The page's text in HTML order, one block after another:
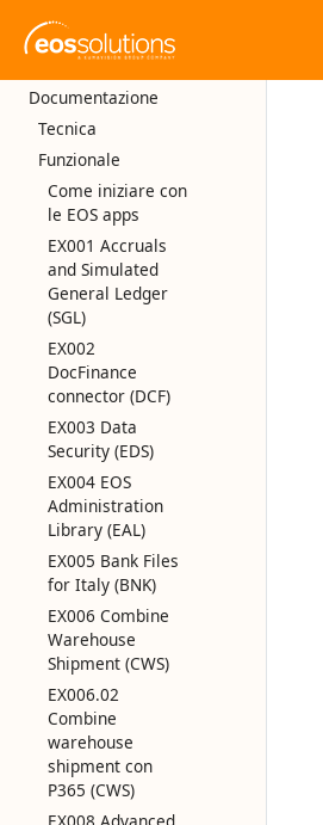
Documentazione
Tecnica
Funzionale
Come iniziare con
le EOS apps
EX001 Accruals
and Simulated
General Ledger
(SGL)
EX002
DocFinance
connector (DCF)
EX003 Data
Security (EDS)
EX004 EOS
Administration
Library (EAL)
EX005 Bank Files
for Italy (BNK)
EX006 Combine
Warehouse
Shipment (CWS)
EX006.02
Combine
warehouse
shipment con
P365 (CWS)